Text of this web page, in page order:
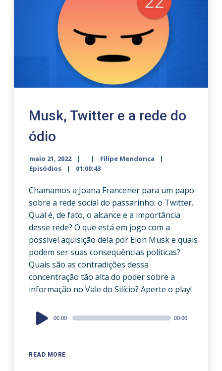
Musk, Twitter e a rede do
ódio
maio 21, 2022
Filipe Mendonca
Episódios
01:00:43
Chamamos a Joana Francener para um papo
sobre a rede social do passarinho: o Twitter.
Qual é, de fato, o alcance e a importância
desse rede? O que está em jogo com a
possível aquisição dela por Elon Musk e quais
podem ser suas consequências políticas?
Quais são as contradições dessa
concentração tão alta do poder sobre a
informação no Vale do Silício? Aperte o play!
READ MORE
Audio
Player
00:00 00:00